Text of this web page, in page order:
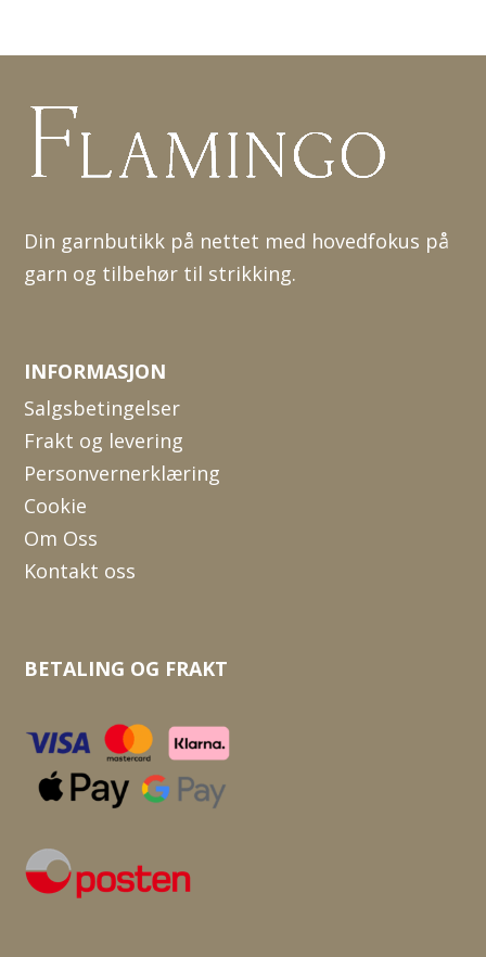
Din garnbutikk på nettet med hovedfokus på
garn og tilbehør til strikking.
INFORMASJON
Salgsbetingelser
Frakt og levering
Personvernerklæring
Cookie
Om Oss
Kontakt oss
BETALING OG FRAKT